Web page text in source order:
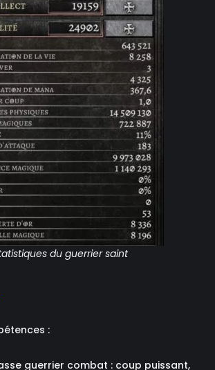
du guerrier saint
:
guerrier combat : coup puissant,